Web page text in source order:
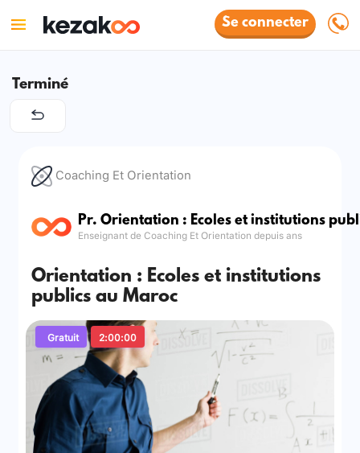
Se connecter
Terminé
Coaching Et Orientation
Pr. Orientation : Ecoles et institutions
Enseignant de Coaching Et Orientation depuis ans
Orientation : Ecoles et institutions
publics au Maroc
Gratuit 2:00:00